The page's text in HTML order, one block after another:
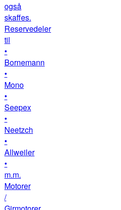
også
skaffes.
Reservedeler
til
•
Bornemann
•
Mono
•
Seepex
•
Neetzch
•
Allweiler
•
m.m.
Motorer
/